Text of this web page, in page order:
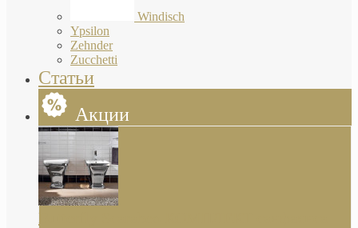
Windisch
Ypsilon
Zehnder
Zucchetti
Статьи
Акции
Butterfly Scarabeo КОМПЛЕКТ санфаянса